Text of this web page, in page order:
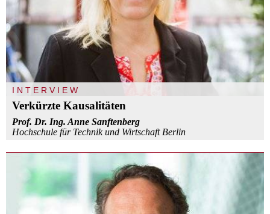
INTERVIEW
Verkürzte Kausalitäten
Prof. Dr. Ing. Anne Sanftenberg
Hochschule für Technik und Wirtschaft Berlin